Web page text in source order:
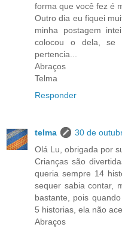
forma que você fez é
Outro dia eu fiquei
minha postagem
colocou o dela, se
pertencia...
Abraços
Telma
Responder
telma
30 de
Olá Lu, obrigada por
Crianças são
queria sempre 14
sequer sabia contar,
bastante, pois
5 historias, ela não
Abraços